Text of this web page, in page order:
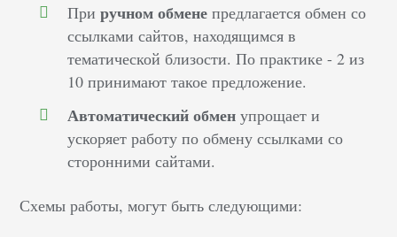
Приручном обмене предлагается обмен со
ссылками сайтов, находящимся в
тематической близости. По практике - 2 из
10 принимают такое предложение.
Автоматический обмен упрощает и
ускоряет работу по обмену ссылками со
сторонними сайтами.
Схемы работы, могут быть следующими: